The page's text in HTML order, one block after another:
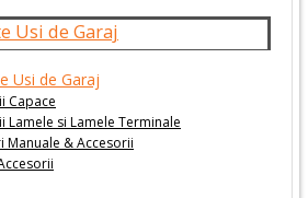
Usi de Garaj
Capace
Lamele si Lamele Terminale
Manuale & Accesorii